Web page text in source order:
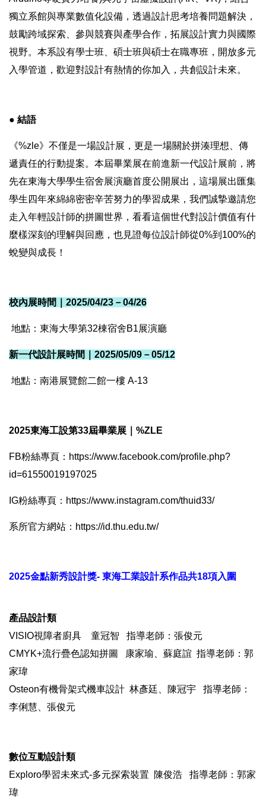
獨立系館與專業數值化設備，透過設計思考培養問題解決，
鼓勵跨域探索、參與競賽與產學合作，拓展設計實力與國際
視野。本系設有學士班、碩士班與碩士在職專班，開放多元
入學管道，歡迎對設計有熱情的你加入，共創設計未來。
● 結語
《%zle》不僅是一場設計展，更是一場關於拼湊理想、傳
遞責任的行動提案。本屆畢業展在前進新一代設計展前，將
先在東海大學學生宿舍展演廳首度公開展出，這場展出匯集
學生四年來綿綿密密辛苦努力的學習成果，我們誠摯邀請您
走入年輕設計師的拼圖世界，看看這個世代對設計價值有什
麼樣深刻的理解與回應，也見證每位設計師從0%到100%的
蛻變與成長！
校內展時間｜2025/04/23－04/26
地點：東海大學第32棟宿舍B1展演廳
新一代設計展時間｜2025/05/09－05/12
地點：南港展覽館二館一樓 A-13
2025東海工設第33屆畢業展｜%ZLE
FB粉絲專頁：https://www.facebook.com/profile.php?
id=61550019197025
IG粉絲專頁：https://www.instagram.com/thuid33/
系所官方網站：https://id.thu.edu.tw/
2025金點新秀設計獎- 東海工業設計系作品共18項入圍
產品設計類
VISIO視障者廚具 童冠智 指導老師：張俊元
CMYK+流行疊色認知拼圖 康家瑜、蘇庭誼 指導老師：郭
家瑋
Osteon有機骨架式機車設計 林彥廷、陳冠宇 指導老師：
李俐慧、張俊元
數位互動設計類
Exploro學習未來式-多元探索裝置 陳俊浩 指導老師：郭家
瑋